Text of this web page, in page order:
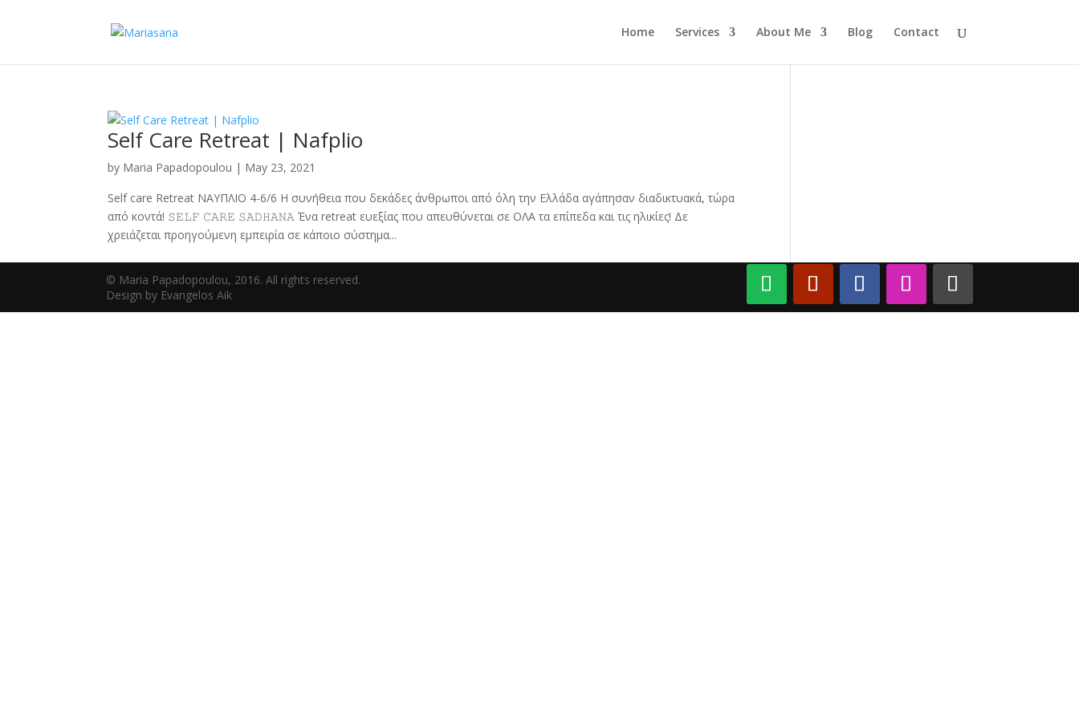
Home Services About Me Blog Contact
Self Care Retreat | Nafplio
by Maria Papadopoulou | May 23, 2021
Self care Retreat ΝΑΥΠΛΙΟ 4-6/6 H συνήθεια που δεκάδες άνθρωποι από όλη την Ελλάδα αγάπησαν διαδικτυακά, τώρα
από κοντά! 𝚂𝙴𝙻𝙵 𝙲𝙰𝚁𝙴 𝚂𝙰𝙳𝙷𝙰𝙽𝙰 Ένα retreat ευεξίας που απευθύνεται σε ΟΛΑ τα επίπεδα και τις ηλικίες! Δε
χρειάζεται προηγούμενη εμπειρία σε κάποιο σύστημα...
© Maria Papadopoulou, 2016. All rights reserved.
Design by Evangelos Aik